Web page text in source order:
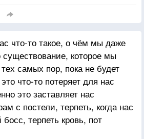
себе.
что-то такое, о чём мы даже
которое мы
самых пор, пока не будет
что-то потеряет для нас
это заставляет нас
с постели, терпеть, когда нас
терпеть кровь, пот
что нам хочется показать